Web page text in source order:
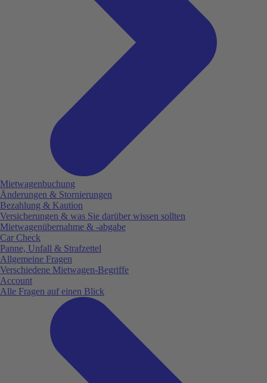
Mietwagenbuchung
Änderungen & Stornierungen
Bezahlung & Kaution
Versicherungen & was Sie darüber wissen sollten
Mietwagenübernahme & -abgabe
Car Check
Panne, Unfall & Strafzettel
Allgemeine Fragen
Verschiedene Mietwagen-Begriffe
Account
Alle Fragen auf einen Blick